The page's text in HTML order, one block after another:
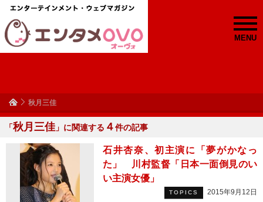
MENU
秋月三佳
「秋月三佳 」に関連する ４件の記事
石井杏奈、初主演に「夢がかなっ
た」 川村監督「日本一面倒見のい
い主演女優」
TOPICS 2015年9月12日